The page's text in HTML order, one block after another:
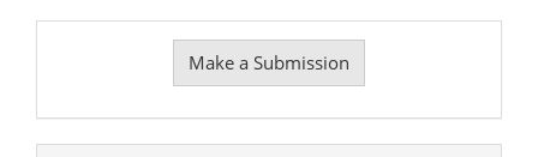
Submission
Make a Submission